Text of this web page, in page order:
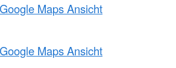
Maps Ansicht
Maps Ansicht